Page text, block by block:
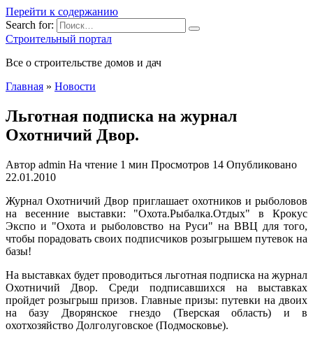
Перейти к содержанию
Search for:
Строительный портал
Все о строительстве домов и дач
Главная » Новости
Льготная подписка на журнал
Охотничий Двор.
Автор admin На чтение 1 мин Просмотров 14 Опубликовано
22.01.2010
Журнал Охотничий Двор приглашает охотников и рыболовов
на весенние выставки: "Охота.Рыбалка.Отдых" в Крокус
Экспо и "Охота и рыболовство на Руси" на ВВЦ для того,
чтобы порадовать своих подписчиков розыгрышем путевок на
базы!
На выставках будет проводиться льготная подписка на журнал
Охотничий Двор. Среди подписавшихся на выставках
пройдет розыгрыш призов. Главные призы: путевки на двоих
на базу Дворянское гнездо (Тверская область) и в
охотхозяйство Долголуговское (Подмосковье).